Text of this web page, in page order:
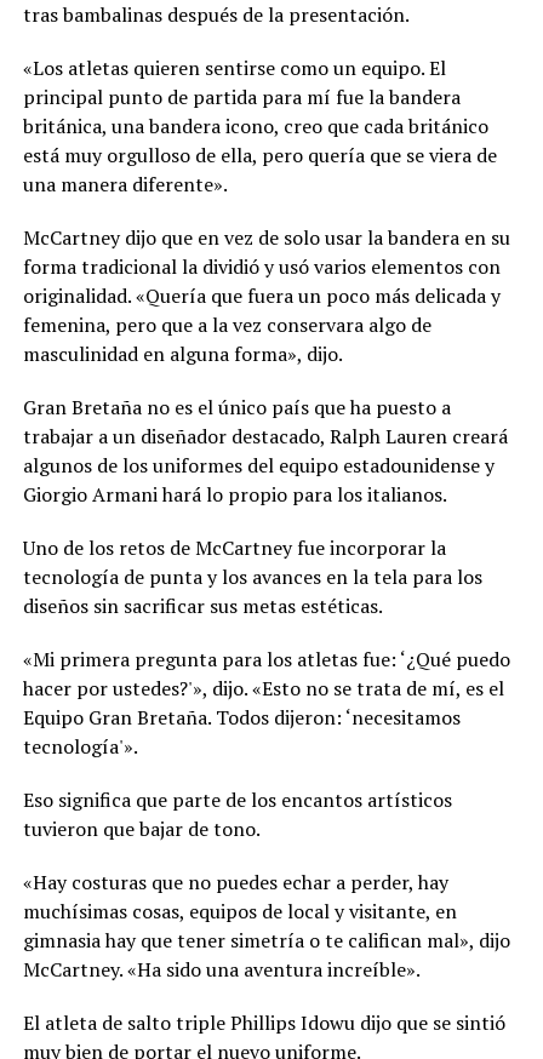
tras bambalinas después de la presentación.
«Los atletas quieren sentirse como un equipo. El
principal punto de partida para mí fue la bandera
británica, una bandera icono, creo que cada británico
está muy orgulloso de ella, pero quería que se viera de
una manera diferente».
McCartney dijo que en vez de solo usar la bandera en su
forma tradicional la dividió y usó varios elementos con
originalidad. «Quería que fuera un poco más delicada y
femenina, pero que a la vez conservara algo de
masculinidad en alguna forma», dijo.
Gran Bretaña no es el único país que ha puesto a
trabajar a un diseñador destacado, Ralph Lauren creará
algunos de los uniformes del equipo estadounidense y
Giorgio Armani hará lo propio para los italianos.
Uno de los retos de McCartney fue incorporar la
tecnología de punta y los avances en la tela para los
diseños sin sacrificar sus metas estéticas.
«Mi primera pregunta para los atletas fue: ‘¿Qué puedo
hacer por ustedes?'», dijo. «Esto no se trata de mí, es el
Equipo Gran Bretaña. Todos dijeron: ‘necesitamos
tecnología'».
Eso significa que parte de los encantos artísticos
tuvieron que bajar de tono.
«Hay costuras que no puedes echar a perder, hay
muchísimas cosas, equipos de local y visitante, en
gimnasia hay que tener simetría o te califican mal», dijo
McCartney. «Ha sido una aventura increíble».
El atleta de salto triple Phillips Idowu dijo que se sintió
muy bien de portar el nuevo uniforme.